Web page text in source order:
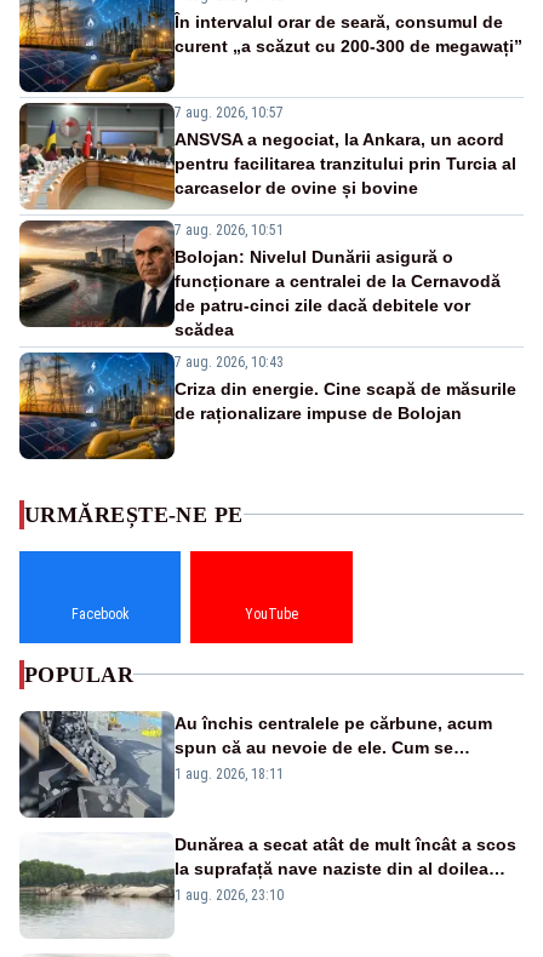
În intervalul orar de seară, consumul de
curent „a scăzut cu 200-300 de megawați”
7 aug. 2026, 10:57
ANSVSA a negociat, la Ankara, un acord
pentru facilitarea tranzitului prin Turcia al
carcaselor de ovine și bovine
7 aug. 2026, 10:51
Bolojan: Nivelul Dunării asigură o
funcționare a centralei de la Cernavodă
de patru-cinci zile dacă debitele vor
scădea
7 aug. 2026, 10:43
Criza din energie. Cine scapă de măsurile
de raționalizare impuse de Bolojan
URMĂREȘTE-NE PE
Facebook YouTube
POPULAR
Au închis centralele pe cărbune, acum
spun că au nevoie de ele. Cum se
pasează vina în plină criză energetică
1 aug. 2026, 18:11
Dunărea a secat atât de mult încât a scos
la suprafață nave naziste din al doilea
război mondial
1 aug. 2026, 23:10